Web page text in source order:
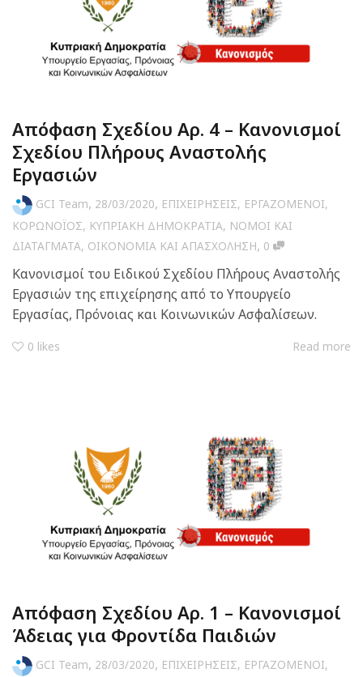
Απόφαση Σχεδίου Αρ. 4 – Κανονισμοί
Σχεδίου Πλήρους Αναστολής
Εργασιών
GCI Team, 28/03/2020, ΕΠΙΧΕΙΡΗΣΕΙΣ, ΕΡΓΑΖΟΜΕΝΟΙ,
ΚΟΡΩΝΟΪΟΣ, ΚΥΠΡΙΑΚΗ ΔΗΜΟΚΡΑΤΙΑ, ΝΟΜΟΙ ΚΑΙ
ΔΙΑΤΑΓΜΑΤΑ, ΟΙΚΟΝΟΜΙΑ ΚΑΙ ΑΠΑΣΧΟΛΗΣΗ, 0
Κανονισμοί του Ειδικού Σχεδίου Πλήρους Αναστολής
Εργασιών της επιχείρησης από το Υπουργείο
Εργασίας, Πρόνοιας και Κοινωνικών Ασφαλίσεων.
0 likes Read more
Απόφαση Σχεδίου Αρ. 1 – Κανονισμοί
Άδειας για Φροντίδα Παιδιών
GCI Team, 28/03/2020, ΕΠΙΧΕΙΡΗΣΕΙΣ, ΕΡΓΑΖΟΜΕΝΟΙ,